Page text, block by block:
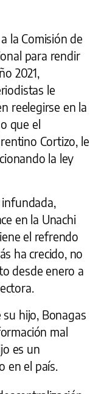
la Comisión de
para rendir
2021,
le
reelegirse en la
que el
Cortizo, le
la ley
infundada,
en la Unachi
el refrendo
ha crecido, no
desde enero a
hijo, Bonagas
mal
es un
en el país.